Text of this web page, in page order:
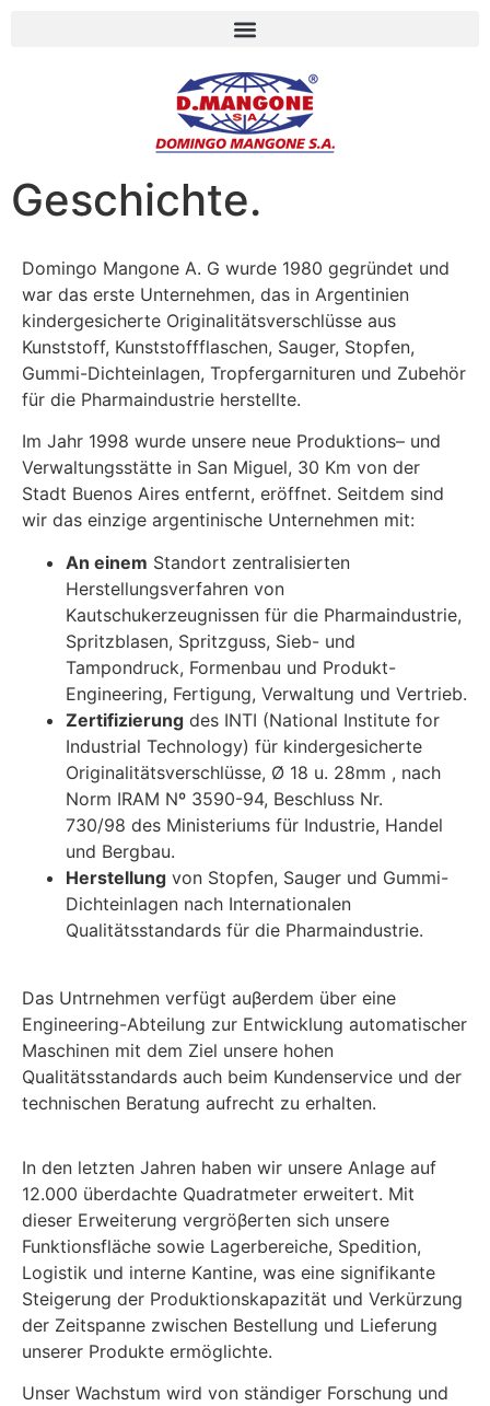
Geschichte.
Domingo Mangone A. G wurde 1980 gegründet und
war das erste Unternehmen, das in Argentinien
kindergesicherte Originalitätsverschlüsse aus
Kunststoff, Kunststoffflaschen, Sauger, Stopfen,
Gummi-Dichteinlagen, Tropfergarnituren und Zubehör
für die Pharmaindustrie herstellte.
Im Jahr 1998 wurde unsere neue Produktions– und
Verwaltungsstätte in San Miguel, 30 Km von der
Stadt Buenos Aires entfernt, eröffnet. Seitdem sind
wir das einzige argentinische Unternehmen mit:
An einem Standort zentralisierten
Herstellungsverfahren von
Kautschukerzeugnissen für die Pharmaindustrie,
Spritzblasen, Spritzguss, Sieb- und
Tampondruck, Formenbau und Produkt-
Engineering, Fertigung, Verwaltung und Vertrieb.
Zertifizierung des INTI (National Institute for
Industrial Technology) für kindergesicherte
Originalitätsverschlüsse, Ø 18 u. 28mm , nach
Norm IRAM Nº 3590-94, Beschluss Nr.
730/98 des Ministeriums für Industrie, Handel
und Bergbau.
Herstellung von Stopfen, Sauger und Gummi-
Dichteinlagen nach Internationalen
Qualitätsstandards für die Pharmaindustrie.
Das Untrnehmen verfügt auβerdem über eine
Engineering-Abteilung zur Entwicklung automatischer
Maschinen mit dem Ziel unsere hohen
Qualitätsstandards auch beim Kundenservice und der
technischen Beratung aufrecht zu erhalten.
In den letzten Jahren haben wir unsere Anlage auf
12.000 überdachte Quadratmeter erweitert. Mit
dieser Erweiterung vergröβerten sich unsere
Funktionsfläche sowie Lagerbereiche, Spedition,
Logistik und interne Kantine, was eine signifikante
Steigerung der Produktionskapazität und Verkürzung
der Zeitspanne zwischen Bestellung und Lieferung
unserer Produkte ermöglichte.
Unser Wachstum wird von ständiger Forschung und